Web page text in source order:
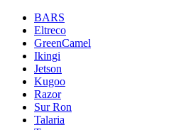
BARS
Eltreco
GreenCamel
Ikingi
Jetson
Kugoo
Razor
Sur Ron
Talaria